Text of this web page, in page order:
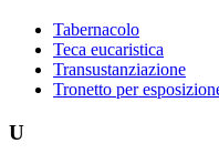
Tabernacolo
Teca eucaristica
Transustanziazione
Tronetto per
U